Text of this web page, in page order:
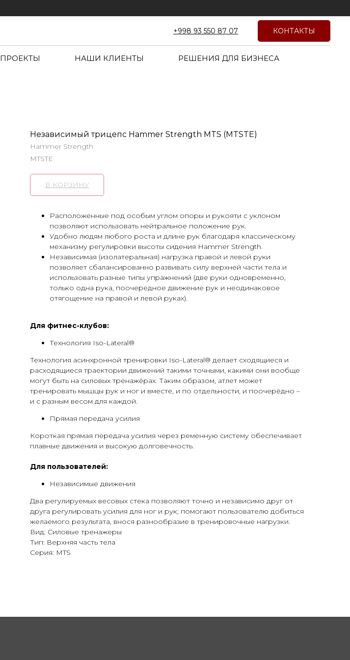
+998 93 550 87 07 КОНТАКТЫ
ПРОЕКТЫ НАШИ КЛИЕНТЫ РЕШЕНИЯ ДЛЯ БИЗНЕСА
Независимый трицепс Hammer Strength MTS (MTSTE)
Hammer Strength
MTSTE
В КОРЗИНУ
Расположенные под особым углом опоры и рукояти с уклоном
позволяют использовать нейтральное положение рук.
Удобно людям любого роста и длине рук благодаря классическому
механизму регулировки высоты сидения Hammer Strength.
Независимая (изолатеральная) нагрузка правой и левой руки
позволяет сбалансированно развивать силу верхней части тела и
использовать разные типы упражнений (две руки одновременно,
только одна рука, поочередное движение рук и неодинаковое
отягощение на правой и левой руках).
Для фитнес-клубов:
Технология Iso-Lateral®
Технология асинхронной тренировки Iso-Lateral® делает сходящиеся и
расходящиеся траектории движений такими точными, какими они вообще
могут быть на силовых тренажёрах. Таким образом, атлет может
тренировать мышцы рук и ног и вместе, и по отдельности, и поочерёдно –
и с разным весом для каждой.
Прямая передача усилия
Короткая прямая передача усилия через ременную систему обеспечивает
плавные движения и высокую долговечность.
Для пользователей:
Независимые движения
Два регулируемых весовых стека позволяют точно и независимо друг от
друга регулировать усилия для ног и рук; помогают пользователю добиться
желаемого результата, внося разнообразие в тренировочные нагрузки.
Вид: Силовые тренажеры
Тип: Верхняя часть тела
Серия: MTS